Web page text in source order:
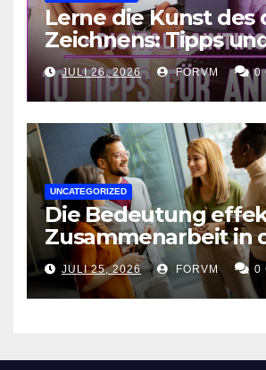
Lerne die Kunst des
Zeichnens: Tipps
für kreative
JULI 26, 2026 FORVM 0
UNCATEGORIZED
Die Bedeutung
Zusammenarbeit in
Arbeitswelt
JULI 25, 2026 FORVM 0